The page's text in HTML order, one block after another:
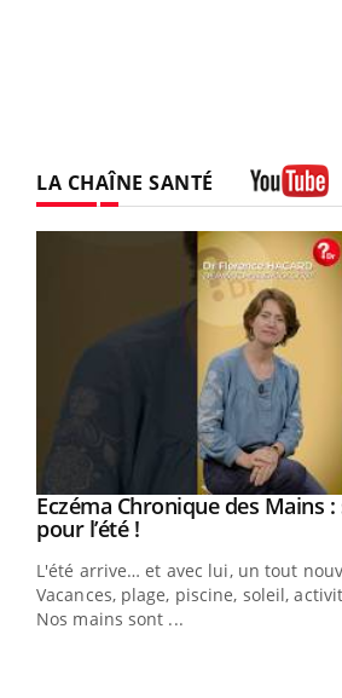
LA CHAÎNE SANTÉ
Youtube
Eczéma Chronique des Mains
pour l’été !Youtube
L'été arrive… et avec lui, un tout
Vacances, plage, piscine, soleil,
Nos mains sont ...